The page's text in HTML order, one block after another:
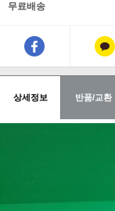
무료배송
상세정보 반품/교환